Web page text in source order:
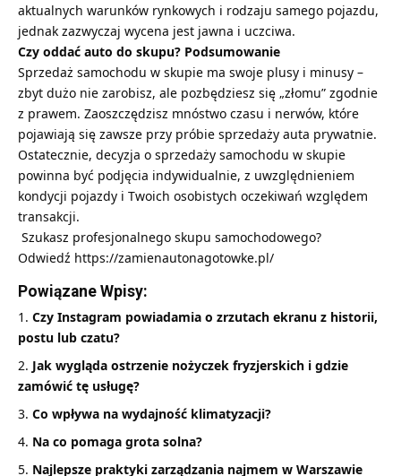
aktualnych warunków rynkowych i rodzaju samego pojazdu,
jednak zazwyczaj wycena jest jawna i uczciwa.
Czy oddać auto do skupu? Podsumowanie
Sprzedaż samochodu w skupie ma swoje plusy i minusy –
zbyt dużo nie zarobisz, ale pozbędziesz się „złomu” zgodnie
z prawem. Zaoszczędzisz mnóstwo czasu i nerwów, które
pojawiają się zawsze przy próbie sprzedaży auta prywatnie.
Ostatecznie, decyzja o sprzedaży samochodu w skupie
powinna być podjęcia indywidualnie, z uwzględnieniem
kondycji pojazdy i Twoich osobistych oczekiwań względem
transakcji.
Szukasz profesjonalnego skupu samochodowego?
Odwiedź https://zamienautonagotowke.pl/
Powiązane Wpisy:
Czy Instagram powiadamia o zrzutach ekranu z historii,
postu lub czatu?
Jak wygląda ostrzenie nożyczek fryzjerskich i gdzie
zamówić tę usługę?
Co wpływa na wydajność klimatyzacji?
Na co pomaga grota solna?
Najlepsze praktyki zarządzania najmem w Warszawie